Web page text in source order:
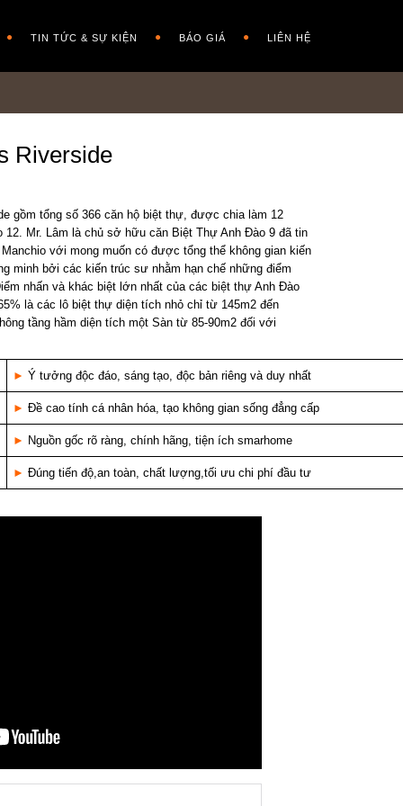
TIN TỨC & SỰ KIỆN BÁO GIÁ LIÊN HỆ
Riverside
gồm tổng số 366 căn hộ biệt thự, được chia làm 12
12. Mr. Lâm là chủ sở hữu căn Biệt Thự Anh Đào 9 đã tin
với mong muốn có được tổng thể không gian kiến
minh bởi các kiến trúc sư nhằm hạn chế những điểm
nhấn và khác biệt lớn nhất của các biệt thự Anh Đào
là các lô biệt thự diện tích nhỏ chỉ từ 145m2 đến
tầng hầm diện tích một Sàn từ 85-90m2 đối với
► Ý tưởng độc đáo, sáng tạo, độc bản riêng và duy nhất
► Đề cao tính cá nhân hóa, tạo không gian sống đẳng cấp
► Nguồn gốc rõ ràng, chính hãng, tiện ích smarhome
► Đúng tiến độ,an toàn, chất lượng,tối ưu chi phí đầu tư